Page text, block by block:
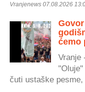
Vranjenews 07.08.2026
ćemo
Vranje
čuti ustaške